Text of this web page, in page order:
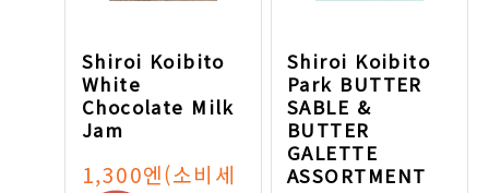
Shiroi Koibito
White
Chocolate Milk
Jam
1,300엔(소비세
Shiroi Koibito
Park BUTTER
SABLE &
BUTTER
GALETTE
ASSORTMENT